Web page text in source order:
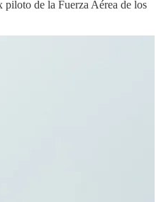
de la Fuerza Aérea de los